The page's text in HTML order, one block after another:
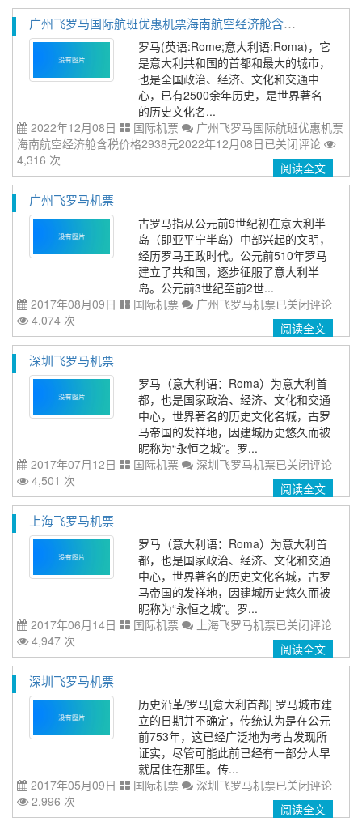
广州飞罗马国际航班优惠机票海南航空经济舱含税价格2938元2022年12月08日
罗马(英语:Rome;意大利语:Roma)，它
是意大利共和国的首都和最大的城市，
也是全国政治、经济、文化和交通中
心，已有2500余年历史，是世界著名
的历史文化名...
2022年12月08日
国际机票
广州飞罗马国际航班优惠机票
海南航空经济舱含税价格2938元2022年12月08日已关闭评论
4,316 次
阅读全文
广州飞罗马机票
古罗马指从公元前9世纪初在意大利半
岛（即亚平宁半岛）中部兴起的文明，
经历罗马王政时代。公元前510年罗马
建立了共和国，逐步征服了意大利半
岛。公元前3世纪至前2世...
2017年08月09日
国际机票 广州飞罗马机票已关闭评论
4,074 次
阅读全文
深圳飞罗马机票
罗马（意大利语：Roma）为意大利首
都，也是国家政治、经济、文化和交通
中心，世界著名的历史文化名城，古罗
马帝国的发祥地，因建城历史悠久而被
昵称为“永恒之城”。罗...
2017年07月12日
国际机票 深圳飞罗马机票已关闭评论
4,501 次
阅读全文
上海飞罗马机票
罗马（意大利语：Roma）为意大利首
都，也是国家政治、经济、文化和交通
中心，世界著名的历史文化名城，古罗
马帝国的发祥地，因建城历史悠久而被
昵称为“永恒之城”。罗...
2017年06月14日
国际机票 上海飞罗马机票已关闭评论
4,947 次
阅读全文
深圳飞罗马机票
历史沿革/罗马[意大利首都] 罗马城市建
立的日期并不确定，传统认为是在公元
前753年，这已经广泛地为考古发现所
证实，尽管可能此前已经有一部分人早
就居住在那里。传...
2017年05月09日
国际机票 深圳飞罗马机票已关闭评论
2,996 次
阅读全文